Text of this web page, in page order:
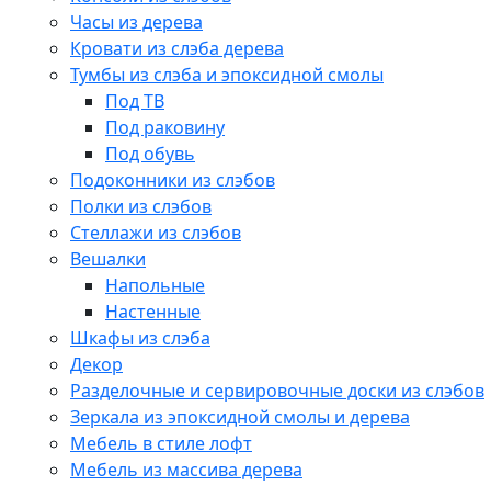
Часы из дерева
Кровати из слэба дерева
Тумбы из слэба и эпоксидной смолы
Под ТВ
Под раковину
Под обувь
Подоконники из слэбов
Полки из слэбов
Стеллажи из слэбов
Вешалки
Напольные
Настенные
Шкафы из слэба
Декор
Разделочные и сервировочные доски из слэбов
Зеркала из эпоксидной смолы и дерева
Мебель в стиле лофт
Мебель из массива дерева